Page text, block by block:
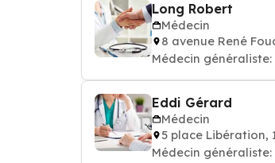
Long Robert
Médecin
8 avenue René
Médecin
Eddi Gérard
Médecin
5 place Libération,
Médecin